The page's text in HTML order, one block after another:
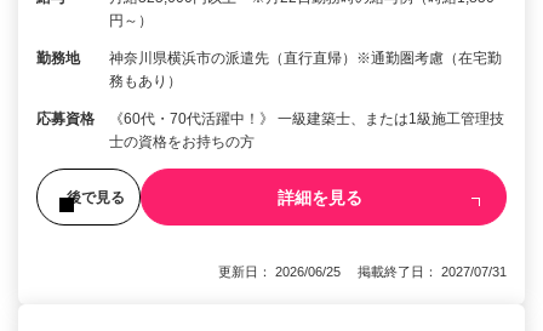
円～）
勤務地
神奈川県横浜市の派遣先（直行直帰）※通勤圏考慮（在宅勤
務もあり）
応募資格
《60代・70代活躍中！》 一級建築士、または1級施工管理技
士の資格をお持ちの方
後で見る 詳細を見る
更新日： 2026/06/25 掲載終了日： 2027/07/31